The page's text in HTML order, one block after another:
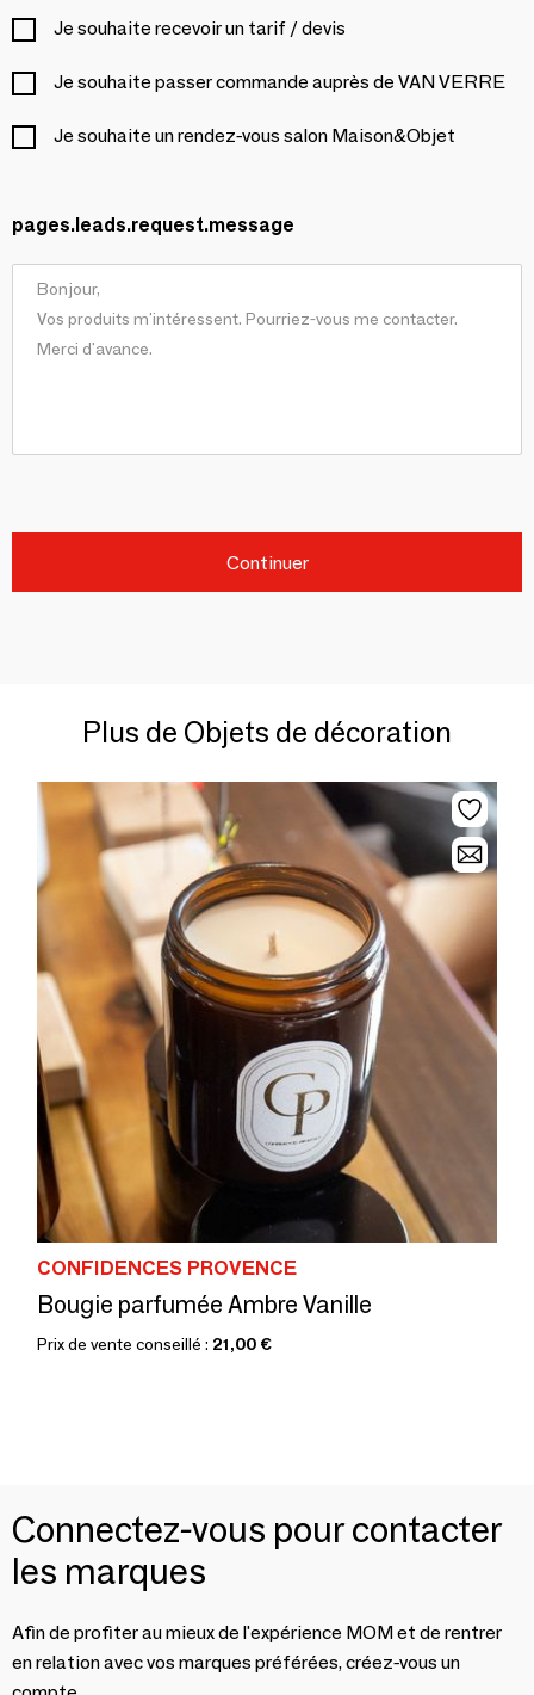
Je souhaite recevoir un tarif / devis
Je souhaite passer commande auprès de VAN VERRE
Je souhaite un rendez-vous salon Maison&Objet
pages.leads.request.message
Continuer
Plus de Objets de décoration
CONFIDENCES PROVENCE
Bougie parfumée Ambre Vanille
Prix de vente conseillé : 21,00 €
Connectez-vous pour contacter
les marques
Afin de profiter au mieux de l'expérience MOM et de rentrer
en relation avec vos marques préférées, créez-vous un